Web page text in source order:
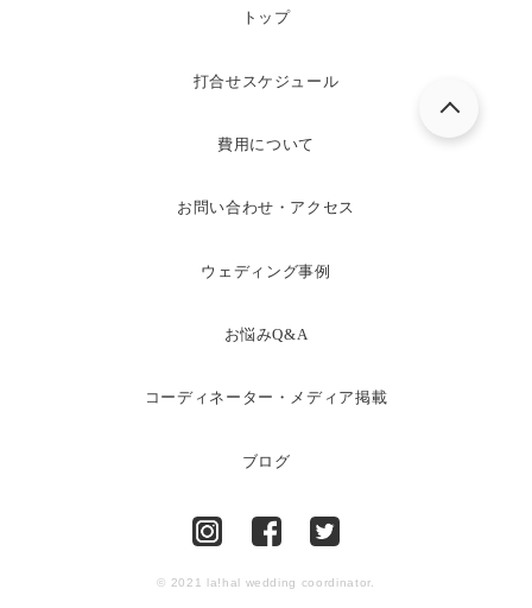
トップ
打合せスケジュール
費用について
お問い合わせ・アクセス
ウェディング事例
お悩みQ&A
コーディネーター・メディア掲載
ブログ
© 2021 la!hal wedding coordinator.